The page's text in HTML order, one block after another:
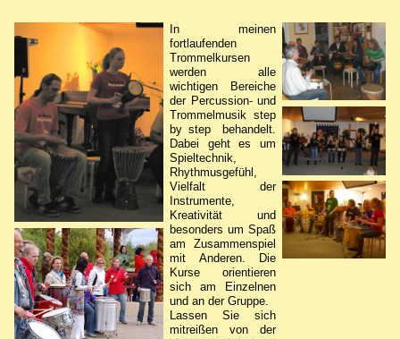
In meinen
fortlaufenden
Trommelkursen
werden alle
wichtigen Bereiche
der Percussion- und
Trommelmusik step
by step behandelt.
Dabei geht es um
Spieltechnik,
Rhythmusgefühl,
Vielfalt der
Instrumente,
Kreativität und
besonders um Spaß
am Zusammenspiel
mit Anderen. Die
Kurse orientieren
sich am Einzelnen
und an der Gruppe.
Lassen Sie sich
mitreißen von der